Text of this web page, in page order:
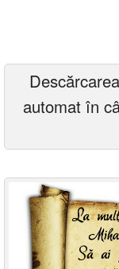
Felicitari muzicale
automat în